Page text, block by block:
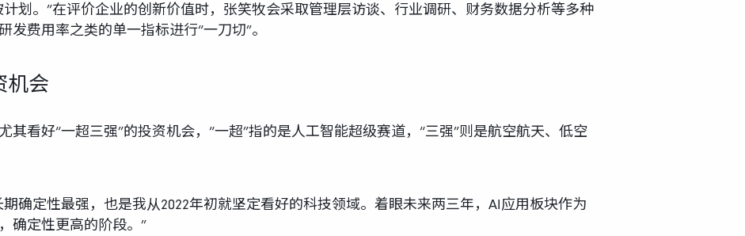
划。”在评价企业的创新价值时，张笑牧会采取管理层访谈、行业调研、财务数据分析等多种
发费用率之类的单一指标进行“一刀切”。
机会
其看好“一超三强”的投资机会，“一超”指的是人工智能超级赛道，“三强”则是航空航天、低空
确定性最强，也是我从2022年初就坚定看好的科技领域。着眼未来两三年，AI应用板块作为
确定性更高的阶段。”